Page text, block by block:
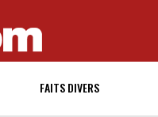
FAITS DIVERS